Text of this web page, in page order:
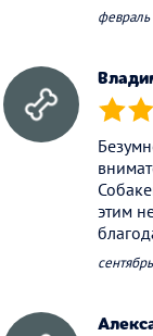
(*) (*)
этим